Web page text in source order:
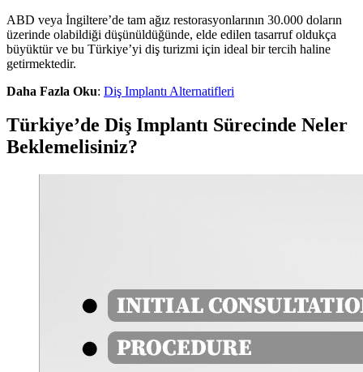
ABD veya İngiltere’de tam ağız restorasyonlarının 30.000 doların
üzerinde olabildiği düşünüldüğünde, elde edilen tasarruf oldukça
büyüktür ve bu Türkiye’yi diş turizmi için ideal bir tercih haline
getirmektedir.
Daha Fazla Oku: Diş Implantı Alternatifleri
Türkiye’de Diş Implantı Sürecinde Neler
Beklemelisiniz?